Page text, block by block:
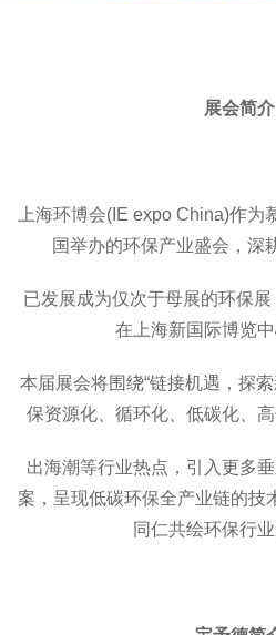
展会简介
上海环博会(IE expo China)作为
国举办的环保产业盛会，深
已发展成为仅次于母展的环保
在上海新国际博览中
本届展会将围绕“链接机遇，探
保资源化、循环化、低碳化、
出海潮等行业热点，引入更多
案，呈现低碳环保全产业链的技
同仁共绘环保行业